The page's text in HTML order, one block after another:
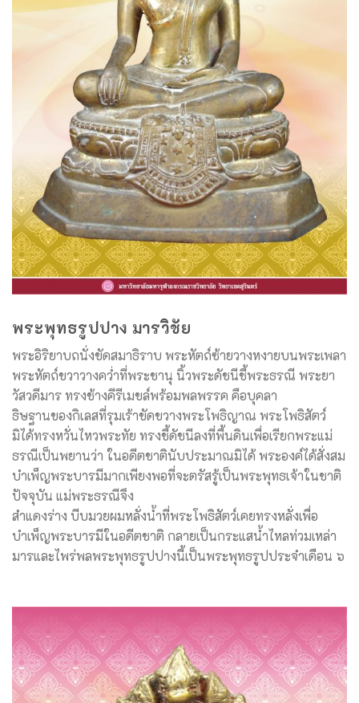
พระพุทธรูปปาง มารวิชัย
พระอิริยาบถนั่งขัดสมาธิราบ พระหัตถ์ซ้ายวางหงายบนพระเพลา
พระหัตถ์ขวาวางคว่ำที่พระชานุ นิ้วพระดัชนีชี้พระธรณี พระยา
วัสวดีมาร ทรงช้างคีรีเมขล์พร้อมพลพรรค คือบุคลา
ธิษฐานของกิเลสที่รุมเร้าขัดขวางพระโพธิญาณ พระโพธิสัตว์
มิได้ทรงหวั่นไหวพระทัย ทรงชี้ดัชนีลงที่พื้นดินเพื่อเรียกพระแม่
ธรณีเป็นพยานว่า ในอดีตชาตินับประมาณมิได้ พระองค์ได้สั่งสม
บำเพ็ญพระบารมีมากเพียงพอที่จะตรัสรู้เป็นพระพุทธเจ้าในชาติ
ปัจจุบัน แม่พระธรณีจึง
สำแดงร่าง บีบมวยผมหลั่งน้ำที่พระโพธิสัตว์เคยทรงหลั่งเพื่อ
บำเพ็ญพระบารมีในอดีตชาติ กลายเป็นกระแสน้ำไหลท่วมเหล่า
มารและไพร่พลพระพุทธรูปปางนี้เป็นพระพุทธรูปประจำเดือน ๖